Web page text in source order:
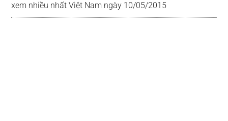
xem nhiều nhất Việt Nam ngày 10/05/2015